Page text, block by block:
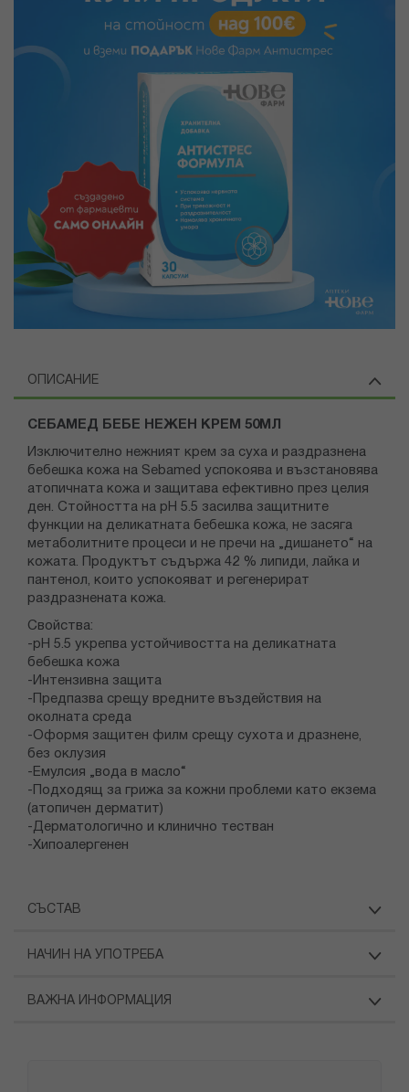
ОПИСАНИЕ
СЕБАМЕД БЕБЕ НЕЖЕН КРЕМ 50МЛ
Изключително нежният крем за суха и раздразнена
бебешка кожа на Sebamed успокоява и възстановява
атопичната кожа и защитава ефективно през целия
ден. Стойността на рН 5.5 засилва защитните
функции на деликатната бебешка кожа, не засяга
метаболитните процеси и не пречи на „дишането“ на
кожата. Продуктът съдържа 42 % липиди, лайка и
пантенол, които успокояват и регенерират
раздразнената кожа.
Свойства:
-рН 5.5 укрепва устойчивостта на деликатната
бебешка кожа
-Интензивна защита
-Предпазва срещу вредните въздействия на
околната среда
-Оформя защитен филм срещу сухота и дразнене,
без оклузия
-Емулсия „вода в масло“
-Подходящ за грижа за кожни проблеми като екзема
(атопичен дерматит)
-Дерматологично и клинично тестван
-Хипоалергенен
СЪСТАВ
НАЧИН НА УПОТРЕБА
ВАЖНА ИНФОРМАЦИЯ